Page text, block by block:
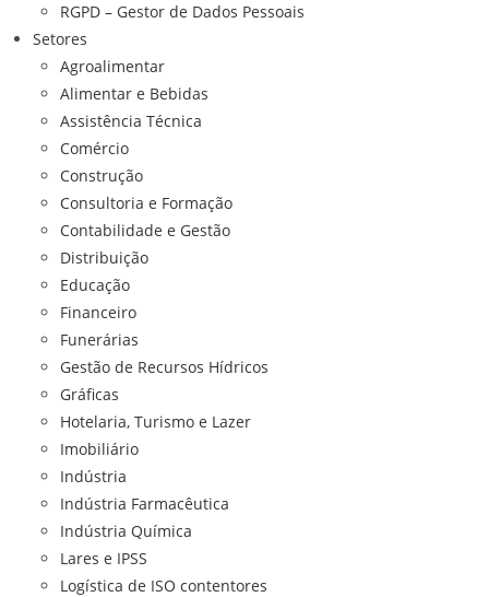
RGPD – Gestor de Dados Pessoais
Setores
Agroalimentar
Alimentar e Bebidas
Assistência Técnica
Comércio
Construção
Consultoria e Formação
Contabilidade e Gestão
Distribuição
Educação
Financeiro
Funerárias
Gestão de Recursos Hídricos
Gráficas
Hotelaria, Turismo e Lazer
Imobiliário
Indústria
Indústria Farmacêutica
Indústria Química
Lares e IPSS
Logística de ISO contentores